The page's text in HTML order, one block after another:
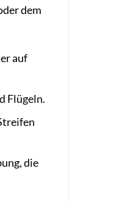
dem
auf
Flügeln.
die